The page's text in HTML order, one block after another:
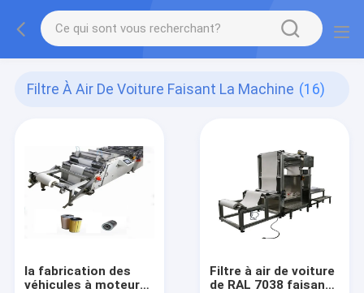
Filtre À Air De Voiture Faisant La Machine (16)
la fabrication des
véhicules à moteur
Filtre à air de voiture
de RAL 7038 faisant